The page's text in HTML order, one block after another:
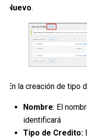
Nuevo.
En la creación de tipo
Nombre: El
identificará
Tipo de Credito: